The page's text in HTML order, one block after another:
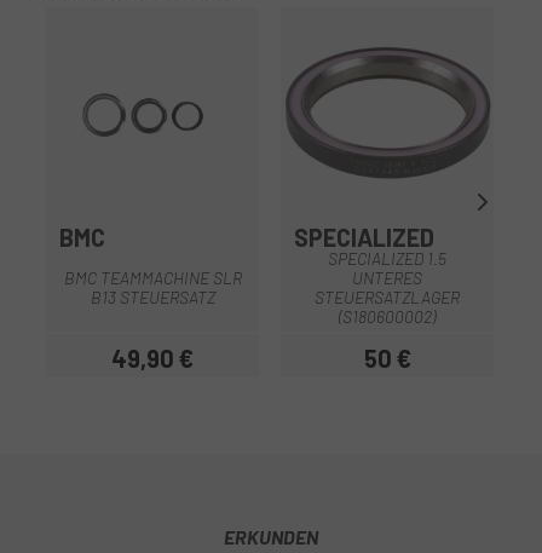
BMC
BMC TEAMMACHINE SLR
B13 STEUERSATZ
Preis
49,90 €
SPECIALIZED
SPECIALIZED 1.5
UNTERES
STEUERSATZLAGER
(S180600002)
Preis
50 €
ERKUNDEN